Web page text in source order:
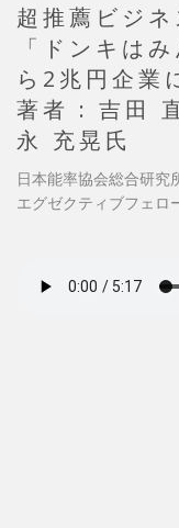
超推薦ビジネ
「ドンキは
ら2兆円企業
著者 : 吉田
永 充晃氏
日本能率協会総合研究
エグゼクティブフェロ